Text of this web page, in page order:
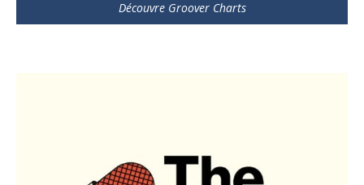
Découvre Groover Charts